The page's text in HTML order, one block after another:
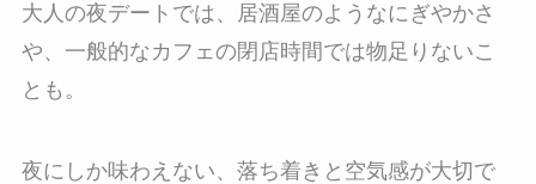
大人の夜デートでは、居酒屋のようなにぎやかさ
や、一般的なカフェの閉店時間では物足りないこ
とも。
夜にしか味わえない、落ち着きと空気感が大切で